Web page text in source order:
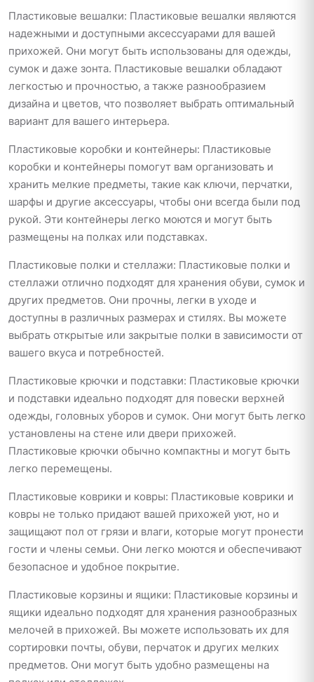
Пластиковые вешалки: Пластиковые вешалки являются
надежными и доступными аксессуарами для вашей
прихожей. Они могут быть использованы для одежды,
сумок и даже зонта. Пластиковые вешалки обладают
легкостью и прочностью, а также разнообразием
дизайна и цветов, что позволяет выбрать оптимальный
вариант для вашего интерьера.
Пластиковые коробки и контейнеры: Пластиковые
коробки и контейнеры помогут вам организовать и
хранить мелкие предметы, такие как ключи, перчатки,
шарфы и другие аксессуары, чтобы они всегда были под
рукой. Эти контейнеры легко моются и могут быть
размещены на полках или подставках.
Пластиковые полки и стеллажи: Пластиковые полки и
стеллажи отлично подходят для хранения обуви, сумок и
других предметов. Они прочны, легки в уходе и
доступны в различных размерах и стилях. Вы можете
выбрать открытые или закрытые полки в зависимости от
вашего вкуса и потребностей.
Пластиковые крючки и подставки: Пластиковые крючки
и подставки идеально подходят для повески верхней
одежды, головных уборов и сумок. Они могут быть легко
установлены на стене или двери прихожей.
Пластиковые крючки обычно компактны и могут быть
легко перемещены.
Пластиковые коврики и ковры: Пластиковые коврики и
ковры не только придают вашей прихожей уют, но и
защищают пол от грязи и влаги, которые могут пронести
гости и члены семьи. Они легко моются и обеспечивают
безопасное и удобное покрытие.
Пластиковые корзины и ящики: Пластиковые корзины и
ящики идеально подходят для хранения разнообразных
мелочей в прихожей. Вы можете использовать их для
сортировки почты, обуви, перчаток и других мелких
предметов. Они могут быть удобно размещены на